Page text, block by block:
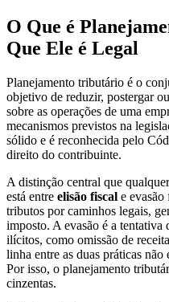
O Que é
Que Ele é Legal
Planejamento tributário é o
objetivo de reduzir, postergar
sobre as operações de uma
mecanismos previstos na
sólido e é reconhecida pelo
direito do contribuinte.
A distinção central que
está entre elisão fiscal e evasão
tributos por caminhos legais,
imposto. A evasão é a
ilícitos, como omissão de
linha entre as duas práticas
Por isso, o planejamento
cinzentas.